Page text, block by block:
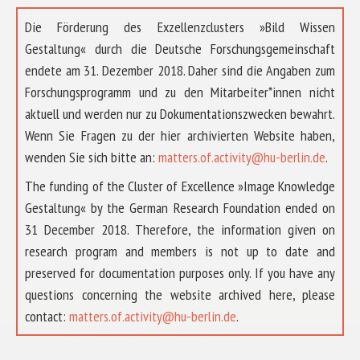
Die Förderung des Exzellenzclusters »Bild Wissen
Gestaltung« durch die Deutsche Forschungsgemeinschaft
endete am 31. Dezember 2018. Daher sind die Angaben zum
Forschungsprogramm und zu den Mitarbeiter*innen nicht
aktuell und werden nur zu Dokumentationszwecken bewahrt.
Wenn Sie Fragen zu der hier archivierten Website haben,
wenden Sie sich bitte an: matters.of.activity@hu-berlin.de.
The funding of the Cluster of Excellence »Image Knowledge
Gestaltung« by the German Research Foundation ended on
31 December 2018. Therefore, the information given on
research program and members is not up to date and
preserved for documentation purposes only. If you have any
questions concerning the website archived here, please
contact: matters.of.activity@hu-berlin.de.